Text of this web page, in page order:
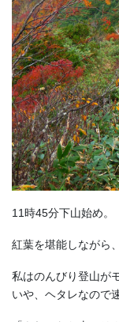
11時45分下山始め。
紅葉を堪能しながら
私はのんびり登山が
いや、ヘタレなので